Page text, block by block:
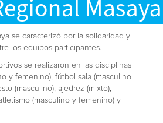
se caracterizó por la solidaridad y
los equipos participantes.
se realizaron en las disciplinas
y femenino), fútbol sala (masculino
(masculino), ajedrez (mixto),
(masculino y femenino) y